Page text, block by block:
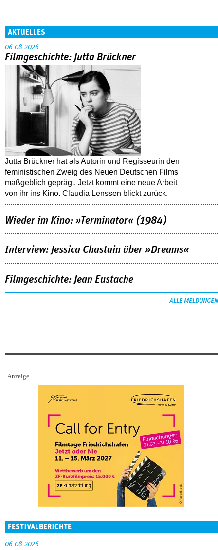
AKTUELLES
06.08.2026
Filmgeschichte: Jutta Brückner
Jutta Brückner hat als Autorin und Regisseurin den
feministischen Zweig des Neuen Deutschen Films
maßgeblich geprägt. Jetzt kommt eine neue Arbeit
von ihr ins Kino. Claudia Lenssen blickt zurück.
Wieder im Kino: »Terminator« (1984)
Interview: Jessica Chastain über »Dreams«
Filmgeschichte: Jean Eustache
ALLE MELDUNGEN
FESTIVALBERICHTE
06.08.2026